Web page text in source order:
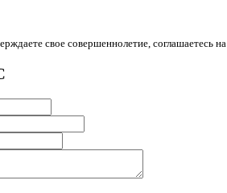
свое совершеннолетие, соглашаетесь на